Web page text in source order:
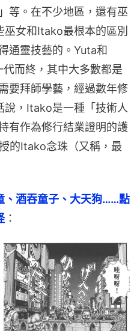
等。在不少地區，還有巫
女和Itako最根本的區別
通靈技藝的。Yuta和
而終，其中大多數都是
要拜師學藝，經過數年修
說，Itako是一種「技術人
有作為修行結業證明的護
的Itako念珠（又稱，最
、酒吞童子、大天狗……點
：